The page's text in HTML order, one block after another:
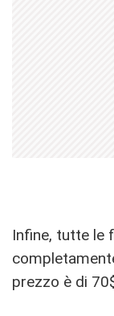
Infine, tutte le
prezzo è di